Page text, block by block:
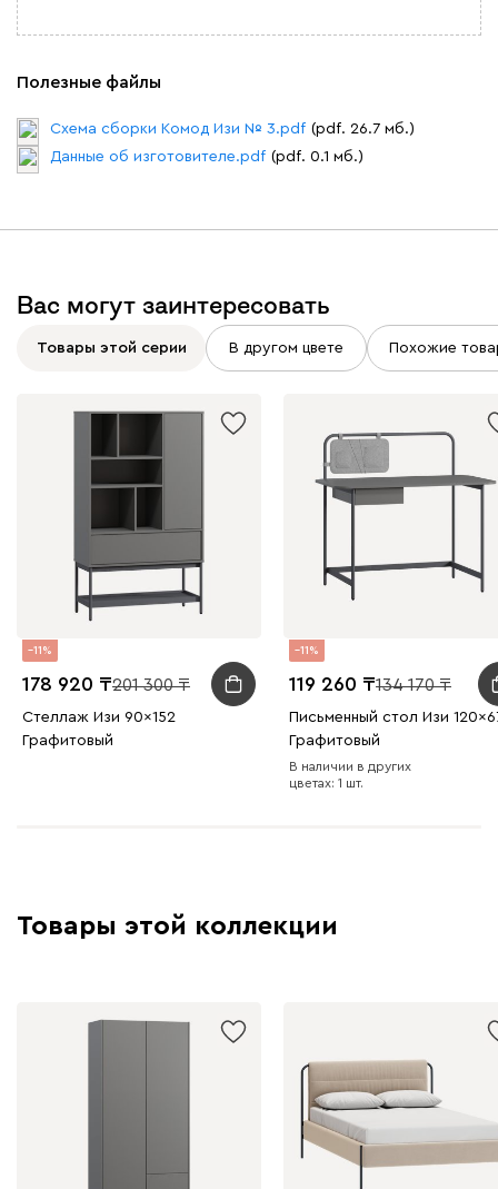
Полезные файлы
Схема сборки Комод Изи № 3.pdf (pdf. 26.7 мб.)
Данные об изготовителе.pdf (pdf. 0.1 мб.)
Вас могут заинтересовать
Товары этой серии В другом цвете Похожие
11
178 920 201 300
Стеллаж Изи 90x152
Графитовый
11
119 260 134 170
Письменный стол Изи
Графитовый
В наличии в других
цветах: 1 шт.
Товары этой коллекции